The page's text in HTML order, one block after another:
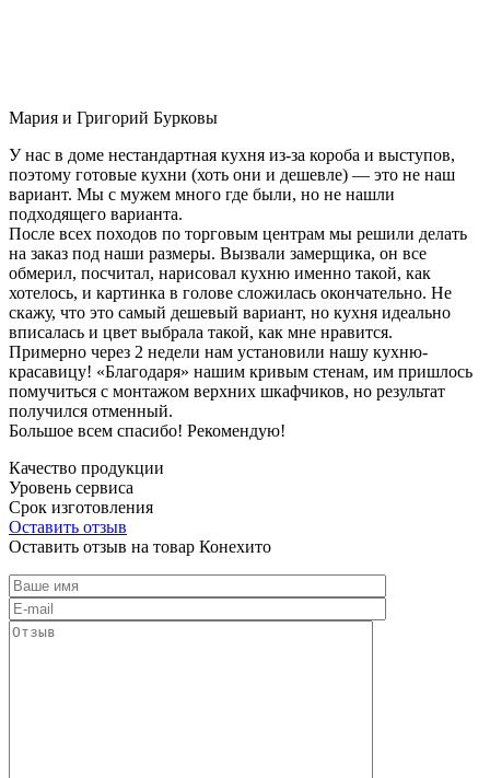
Мария и Григорий Бурковы
У нас в доме нестандартная кухня из-за короба и выступов,
поэтому готовые кухни (хоть они и дешевле) — это не наш
вариант. Мы с мужем много где были, но не нашли
подходящего варианта.
После всех походов по торговым центрам мы решили делать
на заказ под наши размеры. Вызвали замерщика, он все
обмерил, посчитал, нарисовал кухню именно такой, как
хотелось, и картинка в голове сложилась окончательно. Не
скажу, что это самый дешевый вариант, но кухня идеально
вписалась и цвет выбрала такой, как мне нравится.
Примерно через 2 недели нам установили нашу кухню-
красавицу! «Благодаря» нашим кривым стенам, им пришлось
помучиться с монтажом верхних шкафчиков, но результат
получился отменный.
Большое всем спасибо! Рекомендую!
Качество продукции
Уровень сервиса
Срок изготовления
Оставить отзыв
Оставить отзыв на товар Конехито